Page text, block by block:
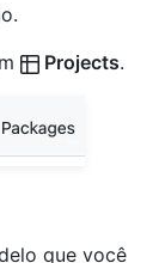
Projects.
que você